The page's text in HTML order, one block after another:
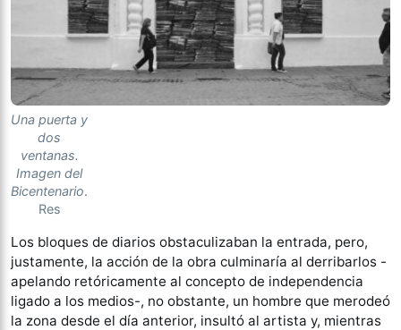
Una puerta y
dos
ventanas.
Imagen del
Bicentenario.
Res
Los bloques de diarios obstaculizaban la entrada, pero,
justamente, la acción de la obra culminaría al derribarlos -
apelando retóricamente al concepto de independencia
ligado a los medios-, no obstante, un hombre que merodeó
la zona desde el día anterior, insultó al artista y, mientras